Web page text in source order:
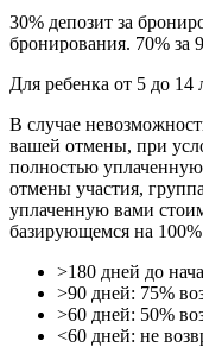
30% депозит за
бронирования. 70% за
Для ребенка от 5 до 14
В случае
вашей отмены, при
полностью
отмены участия,
уплаченную вами
базирующемся на
>180 дней до
>90 дней: 75%
>60 дней: 50%
<60 дней: не